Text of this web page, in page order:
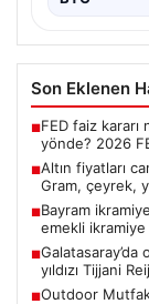
Son Eklenen
■FED faiz
yönde? 2026
■Altın fiyatları
Gram, çeyrek,
■Bayram
emekli
■
yıldızı Tijjani
■Outdoor